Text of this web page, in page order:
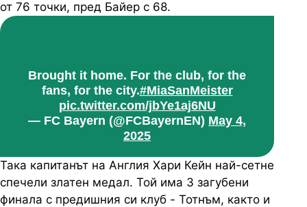
от 76 точки, пред Байер с 68.
Brought it home. For the club, for the
fans, for the city.#MiaSanMeister
pic.twitter.com/jbYe1aj6NU
— FC Bayern (@FCBayernEN) May 4,
2025
Така капитанът на Англия Хари Кейн най-сетне
спечели златен медал. Той има 3 загубени
финала с предишния си клуб - Тотнъм, както и